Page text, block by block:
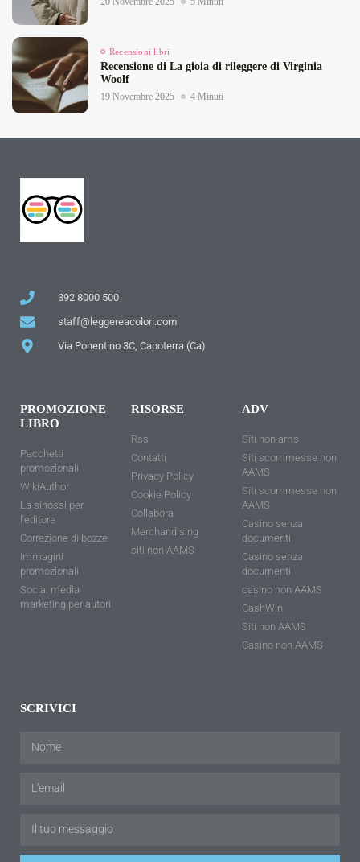
Recensioni libri
Recensione di La gioia di rileggere di Virginia
Woolf
19 Novembre 2025 4 Minuti
392 8000 500
staff@leggereacolori.com
Via Ponentino 3C, Capoterra (Ca)
PROMOZIONE
LIBRO
Pacchetti
promozionali
WikiAuthor
La sinossi per
l'editore
Correzione di bozze
Immagini
promozionali
Social media
marketing per autori
RISORSE
Rss
Contatti
Privacy Policy
Cookie Policy
Collabora
Merchandising
siti non AAMS
ADV
Siti non ams
Siti scommesse non
AAMS
Siti scommesse non
AAMS
Casino senza
documenti
Casino senza
documenti
casino non AAMS
CashWin
Siti non AAMS
Casino non AAMS
SCRIVICI